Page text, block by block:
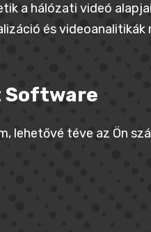
a hálózati videó
és videoanalitikák
Software
lehetővé téve az Ön